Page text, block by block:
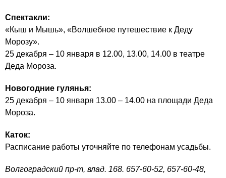
Спектакли:
«Кыш и Мышь», «Волшебное путешествие к Деду
Морозу».
25 декабря – 10 января в 12.00, 13.00, 14.00 в театре
Деда Мороза.
Новогодние гулянья:
25 декабря – 10 января 13.00 – 14.00 на площади Деда
Мороза.
Каток:
Расписание работы уточняйте по телефонам усадьбы.
Волгоградский пр-т, влад. 168. 657-60-52, 657-60-48,